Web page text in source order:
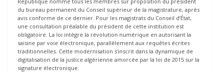
du bureau permanent du Conseil supérieur de la magistrature, après
avis conforme de ce dernier. Pour les magistrats du Conseil d’État,
une consultation préalable du président de cette institution est
obligatoire. La loi intègre la révolution numérique en autorisant la
saisine par voie électronique, parallèlement aux requêtes écrites
traditionnelles. Cette modernisation s’inscrit dans la dynamique de
digitalisation de la justice algérienne amorcée par la loi de 2015 sur la
signature électronique.